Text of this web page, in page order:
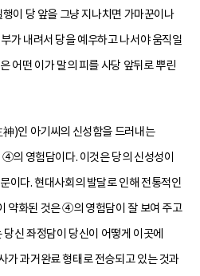
이 당 앞을 그냥 지나치면 가마꾼이나
가 내려서 당을 예우하고 나서야 움직일
어떤 이가 말의 피를 사당 앞뒤로 뿌린
)인 아기씨의 신성함을 드러내는
의 영험담이다. 이것은 당의 신성성이
이다. 현대사회의 발달로 인해 전통적인
약화된 것은 ④의 영험담이 잘 보여 주고
신 좌정담이 당신이 어떻게 이곳에
가 과거완료 형태로 전승되고 있는 것과